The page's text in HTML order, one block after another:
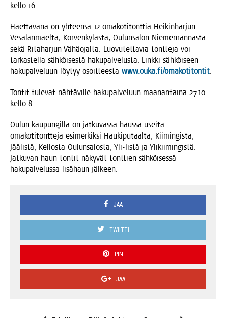
kel­lo 16.
Haet­ta­va­na on yhteen­sä 12 oma­ko­ti­tont­tia Hei­kin­har­jun
Vesa­lan­mäel­tä, Kor­ven­ky­läs­tä, Oulun­sa­lon Nie­men­ran­nas­ta
sekä Rita­har­jun Vähä­ojal­ta. Luo­vu­tet­ta­via tont­te­ja voi
tar­kas­tel­la säh­köi­ses­tä haku­pal­ve­lus­ta. Link­ki säh­köi­seen
haku­pal­ve­luun löy­tyy osoit­tees­ta www.ouka.fi/omakotitontit.
Ton­tit tule­vat näh­tä­vil­le haku­pal­ve­luun maa­nan­tai­na 27.10.
kel­lo 8.
Oulun kau­pun­gil­la on jat­ku­vas­sa haus­sa usei­ta
oma­ko­ti­tont­te­ja esi­mer­kik­si Hau­ki­pu­taal­ta, Kii­min­gis­tä,
Jää­lis­tä, Kel­los­ta Oulun­sa­los­ta, Yli-Iis­tä ja Yli­kii­min­gis­tä.
Jat­ku­van haun ton­tit näky­vät tont­tien säh­köi­ses­sä
haku­pal­ve­lus­sa lisä­haun jälkeen.
JAA
TWIITTI
PIN
JAA